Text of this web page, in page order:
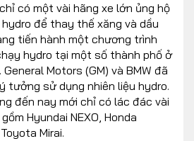
có một vài hãng xe lớn ủng hộ
để thay thế xăng và dầu
tiến hành một chương trình
hydro tại một số thành phố ở
Motors (GM) và BMW đã
tưởng sử dụng nhiên liệu hydro.
đến nay mới chỉ có lác đác vài
Hyundai NEXO, Honda
Mirai.